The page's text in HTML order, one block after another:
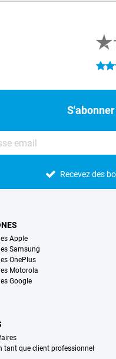
4.6
Recevez des
Apple
Samsung
OnePlus
Motorola
Google
tant que client professionnel